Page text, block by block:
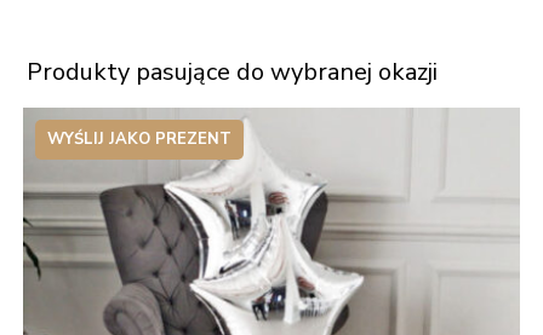
Produkty pasujące do wybranej okazji
WYŚLIJ JAKO PREZENT